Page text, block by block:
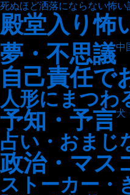
死ぬほど洒落にならない怖い
殿堂入り怖
夢・不思議中
自己責任で
人形にまつわ
予知・予言犬
占い・おまじ
政治・マス
ストーカー・